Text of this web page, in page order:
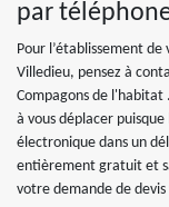
par
Pour l’établissement
Villedieu, pensez à
Compagons de l'habitat
à vous déplacer
électronique dans un
entièrement gratuit et
votre demande de